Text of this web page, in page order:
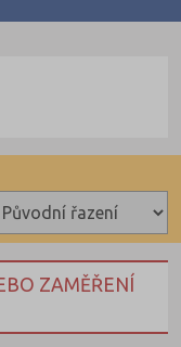
ZAMĚŘENÍ